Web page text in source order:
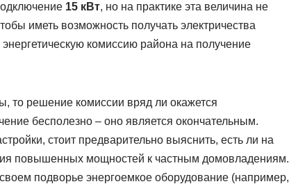
15 кВт, но на практике эта величина не
иметь возможность получать электричества
комиссию района на получение
то решение комиссии вряд ли окажется
бесполезно – оно является окончательным.
стоит предварительно выяснить, есть ли на
повышенных мощностей к частным домовладениям.
подворье энергоемкое оборудование (например,